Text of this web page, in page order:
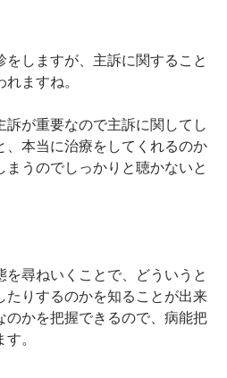
しますが、主訴に関すること
ますね。
が重要なので主訴に関してし
、本当に治療をしてくれるのか
まうのでしっかりと聴かないと
尋ねいくことで、どういうと
たりするのかを知ることが出来
のかを把握できるので、病能把
。